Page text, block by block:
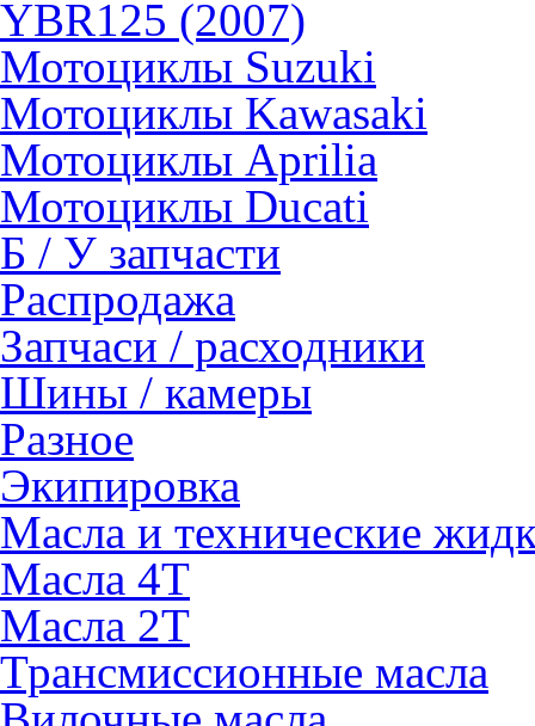
YBR125 (2007)
Мотоциклы Suzuki
Мотоциклы Kawasaki
Мотоциклы Aprilia
Мотоциклы Ducati
Б / У запчасти
Распродажа
Запчаси / расходники
Шины / камеры
Разное
Экипировка
Масла и технические
Масла 4Т
Масла 2Т
Трансмиссионные масла